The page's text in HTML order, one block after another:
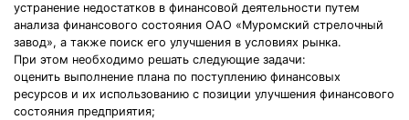
устранение недостатков в финансовой деятельности путем
анализа финансового состояния ОАО «Муромский стрелочный
завод», а также поиск его улучшения в условиях рынка.
При этом необходимо решать следующие задачи:
оценить выполнение плана по поступлению финансовых
ресурсов и их использованию с позиции улучшения финансового
состояния предприятия;